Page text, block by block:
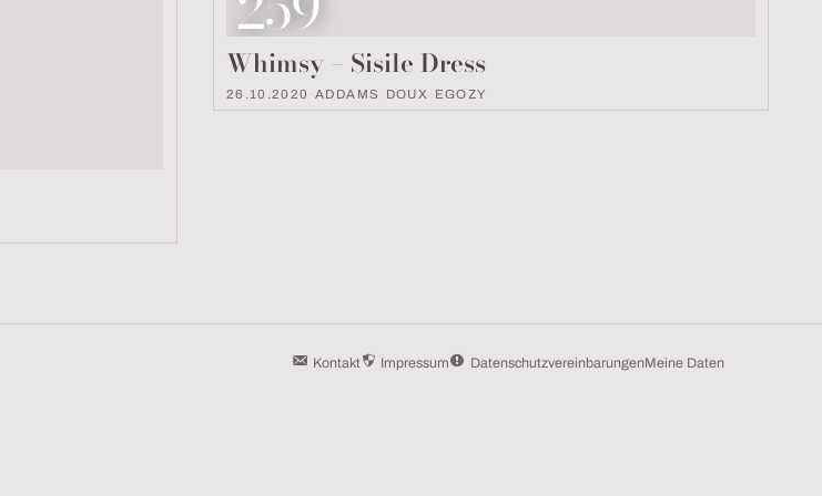
Whimsy – Sisile Dress
26.10.2020 ADDAMS DOUX EGOZY
Kontakt Impressum DatenschutzvereinbarungenMeine Daten